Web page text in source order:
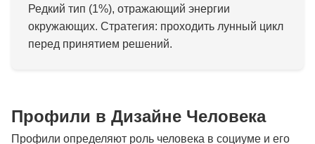
Редкий тип (1%), отражающий энергии
окружающих. Стратегия: проходить лунный цикл
перед принятием решений.
Профили в Дизайне Человека
Профили определяют роль человека в социуме и его